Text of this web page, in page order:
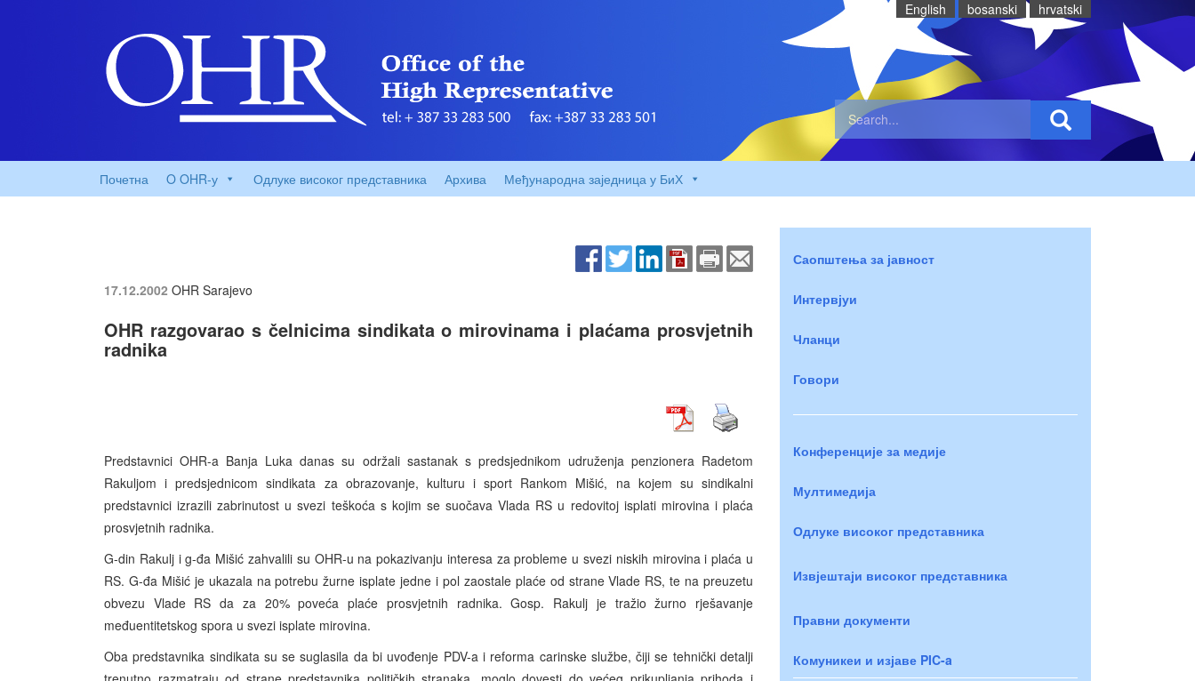
English bosanski hrvatski
Почетна O OHR-у Одлуке високог представника Архива Међународна заједница у БиХ
17.12.2002 OHR Sarajevo
OHR razgovarao s čelnicima sindikata o mirovinama i plaćama prosvjetnih
radnika
Predstavnici OHR-a Banja Luka danas su održali sastanak s predsjednikom udruženja penzionera Radetom
Rakuljom i predsjednicom sindikata za obrazovanje, kulturu i sport Rankom Mišić, na kojem su sindikalni
predstavnici izrazili zabrinutost u svezi teškoća s kojim se suočava Vlada RS u redovitoj isplati mirovina i plaća
prosvjetnih radnika.
G-din Rakulj i g-đa Mišić zahvalili su OHR-u na pokazivanju interesa za probleme u svezi niskih mirovina i plaća u
RS. G-đa Mišić je ukazala na potrebu žurne isplate jedne i pol zaostale plaće od strane Vlade RS, te na preuzetu
obvezu Vlade RS da za 20% poveća plaće prosvjetnih radnika. Gosp. Rakulj je tražio žurno rješavanje
međuentitetskog spora u svezi isplate mirovina.
Oba predstavnika sindikata su se suglasila da bi uvođenje PDV-a i reforma carinske službe, čiji se tehnički detalji
Саопштења за јавност
Интервјуи
Чланци
Говори
Конференције за медије
Мултимедија
Одлуке високог представника
Извјештаји високог представника
Правни документи
Комуникеи и изјаве PIC-a